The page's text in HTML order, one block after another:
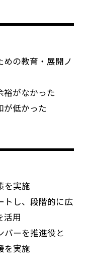
めの教育・展開ノ
裕がなかった
が低かった
を実施
トし、段階的に広
活用
バーを推進役と
を実施